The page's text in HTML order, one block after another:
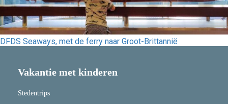
DFDS Seaways, met de ferry naar Groot-Brittannië
Vakantie met kinderen
Stedentrips